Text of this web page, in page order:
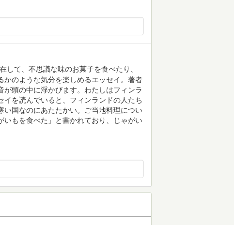
して、不思議な味のお菓子を食べたり、
のような気分を楽しめるエッセイ。著者
頭の中に浮かびます。わたしはフィンラ
を読んでいると、フィンランドの人たち
国なのにあたたかい。ご当地料理につい
もを食べた」と書かれており、じゃがい